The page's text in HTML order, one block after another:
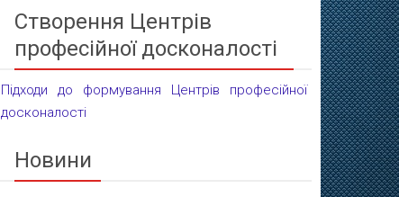
Створення Центрів
професійної досконалості
Підходи до формування Центрів професійної
досконалості
Новини